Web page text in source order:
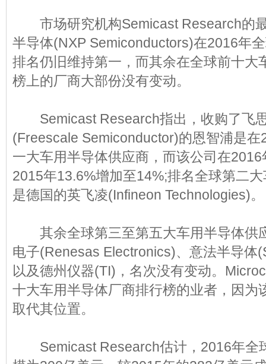
市场研究机构Semicast Research的
半导体(NXP Semiconductors)在2016年
排名仍旧维持第一，而其余在全球前十大
榜上的厂商大部份没有变动。
Semicast Research指出，收购了飞
(Freescale Semiconductor)的恩智浦是
一大车用半导体供应商，而该公司在
2015年13.6%增加至14%;排名全球第二
是德国的英飞凌(Infineon Technologies)。
其余全球第三至第五大车用半导体供
电子(Renesas Electronics)、意法半导体
以及德州仪器(TI)，名次没有变动。
十大车用半导体厂商排行榜的业者，因为
取代其位置。
Semicast Research估计，2016年全